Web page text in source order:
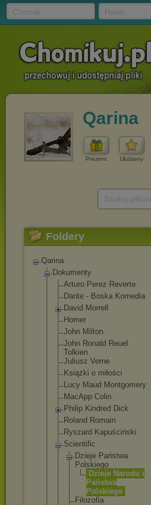
Qarina
Prezent Ulubiony
Foldery
Qarina
Dokumenty
Arturo Perez Reverte
Dante - Boska Komedia
David Morrell
Homer
John Milton
John Ronald Reuel
Tolkien
Juliusz Verne
Książki o miłości
Lucy Maud Montgomery
MacApp Colin
Philip Kindred Dick
Roland Romain
Ryszard Kapuściński
Scientific
Dzieje Państwa
Polskiego
Dzieje Narodu i
Państwa
Polskiego
Filozofia